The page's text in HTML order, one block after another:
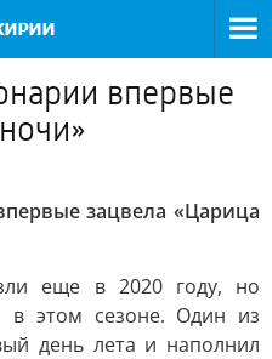
впервые
зацвела «Царица
еще в 2020 году, но
в этом сезоне. Один из
день лета и наполнил